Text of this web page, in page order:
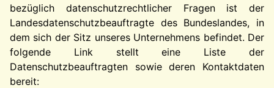
bezüglich datenschutzrechtlicher Fragen ist der
Landesdatenschutzbeauftragte des Bundeslandes, in
dem sich der Sitz unseres Unternehmens befindet. Der
folgende Link stellt eine Liste der
Datenschutzbeauftragten sowie deren Kontaktdaten
bereit: